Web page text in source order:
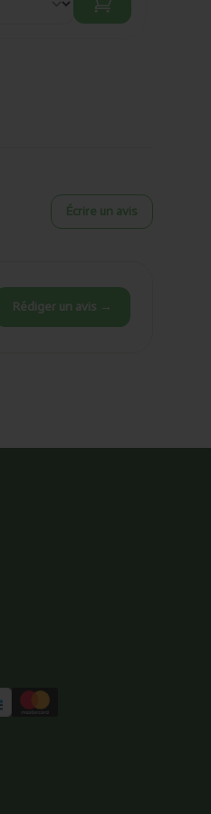
Écrire un avis
Rédiger un avis →